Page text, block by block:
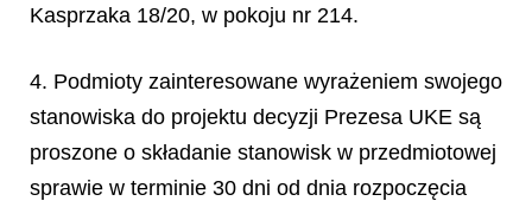
Kasprzaka 18/20, w pokoju nr 214.
4. Podmioty zainteresowane wyrażeniem swojego
stanowiska do projektu decyzji Prezesa UKE są
proszone o składanie stanowisk w przedmiotowej
sprawie w terminie 30 dni od dnia rozpoczęcia